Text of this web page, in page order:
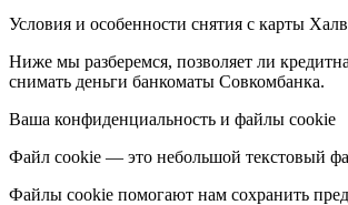
Условия и особенности снятия с карты
Ниже мы разберемся, позволяет ли
снимать деньги банкоматы Совкомбанка.
Ваша конфиденциальность и файлы cookie
Файл cookie — это небольшой текстовый
Файлы cookie помогают нам сохранить